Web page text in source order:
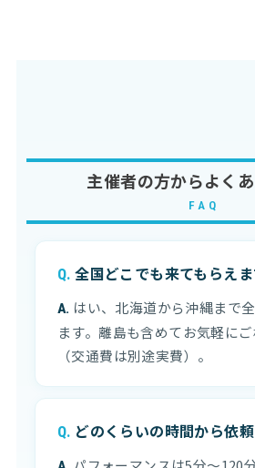
主催者の方からよく
FAQ
全国どこでも来てもらえま
はい、北海道から沖縄まで
ます。離島も含めてお気軽に
（交通費は別途実費）。
どのくらいの時間から依